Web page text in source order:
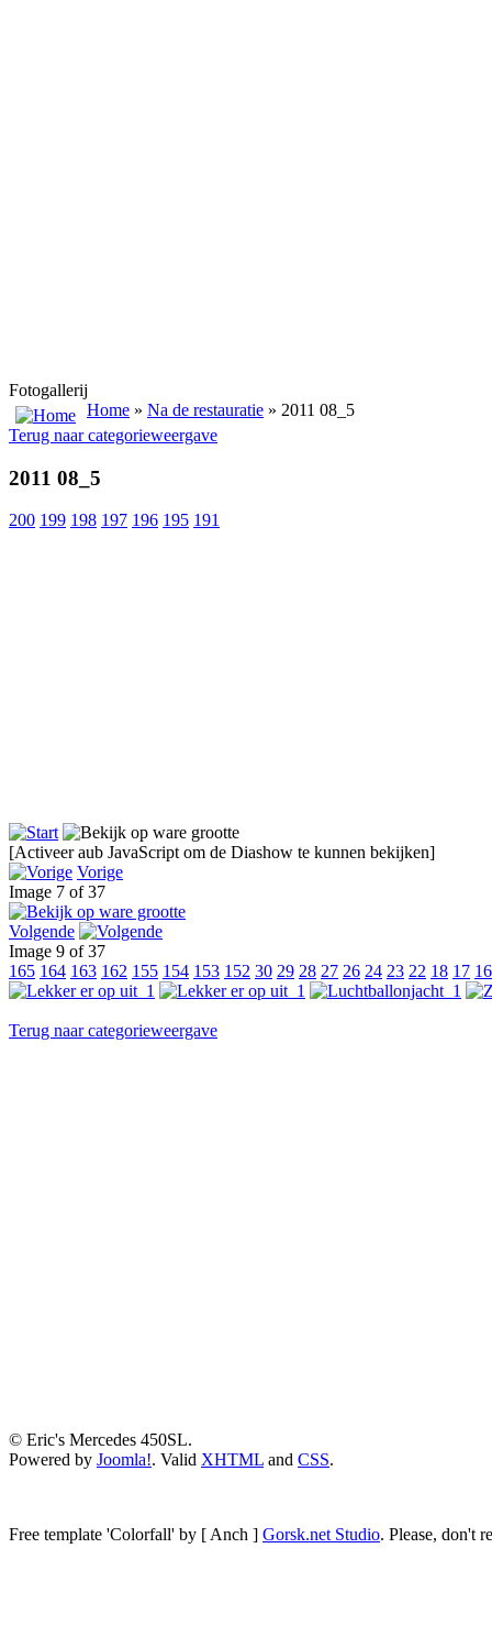
Fotogallerij
Home » Na de restauratie » 2011 08_5
Terug naar categorieweergave
2011 08_5
200 199 198 197 196 195 191
[Activeer aub JavaScript om de Diashow te kunnen bekijken]
Vorige
Image 7 of 37
Volgende
Image 9 of 37
165 164 163 162 155 154 153 152 30 29 28 27 26 24 23 22 18 17 16
Terug naar categorieweergave
© Eric's Mercedes 450SL.
Powered by Joomla!. Valid XHTML and CSS.
Free template 'Colorfall' by [ Anch ] Gorsk.net Studio. Please, don't